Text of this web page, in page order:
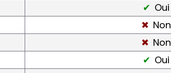
Oui
Non
Non
Oui